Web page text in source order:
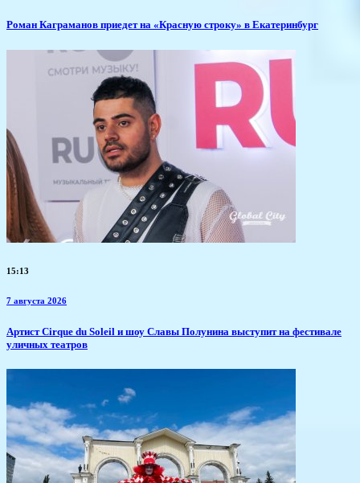
​Роман Каграманов приедет на «Красную строку» в Екатеринбург
15:13
7 августа 2026
Артист Cirque du Soleil и шоу Славы Полунина выступит на фестивале
уличных театров